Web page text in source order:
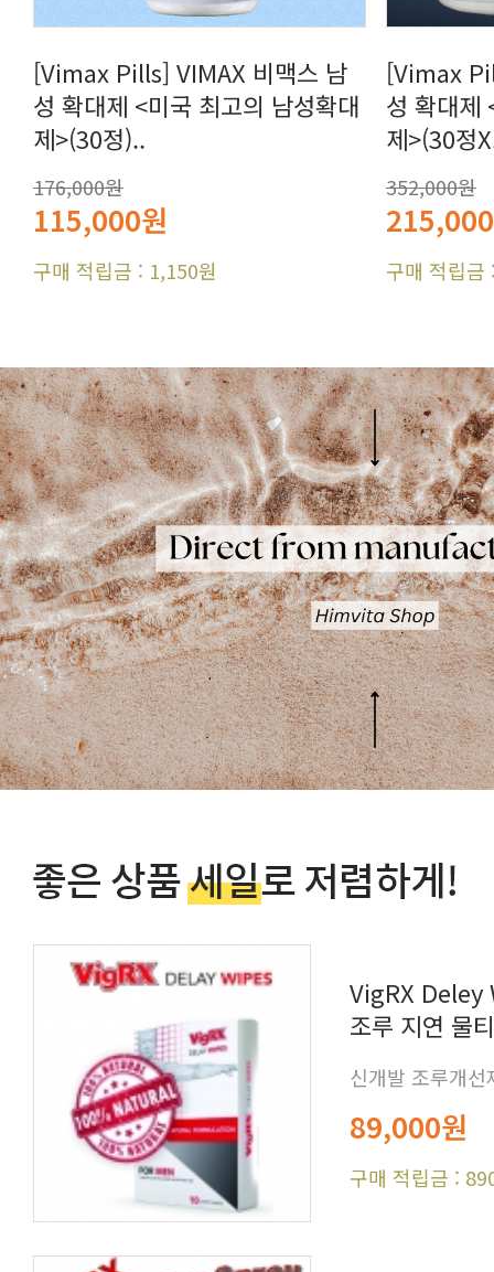
제>(30정)..
176,000원
115,000원
구매 적립금 : 1,150원
제>(30정
352,000원
구매 적립
조루 지연 물
신개발 조루개선
89,000원
구매 적립금 :